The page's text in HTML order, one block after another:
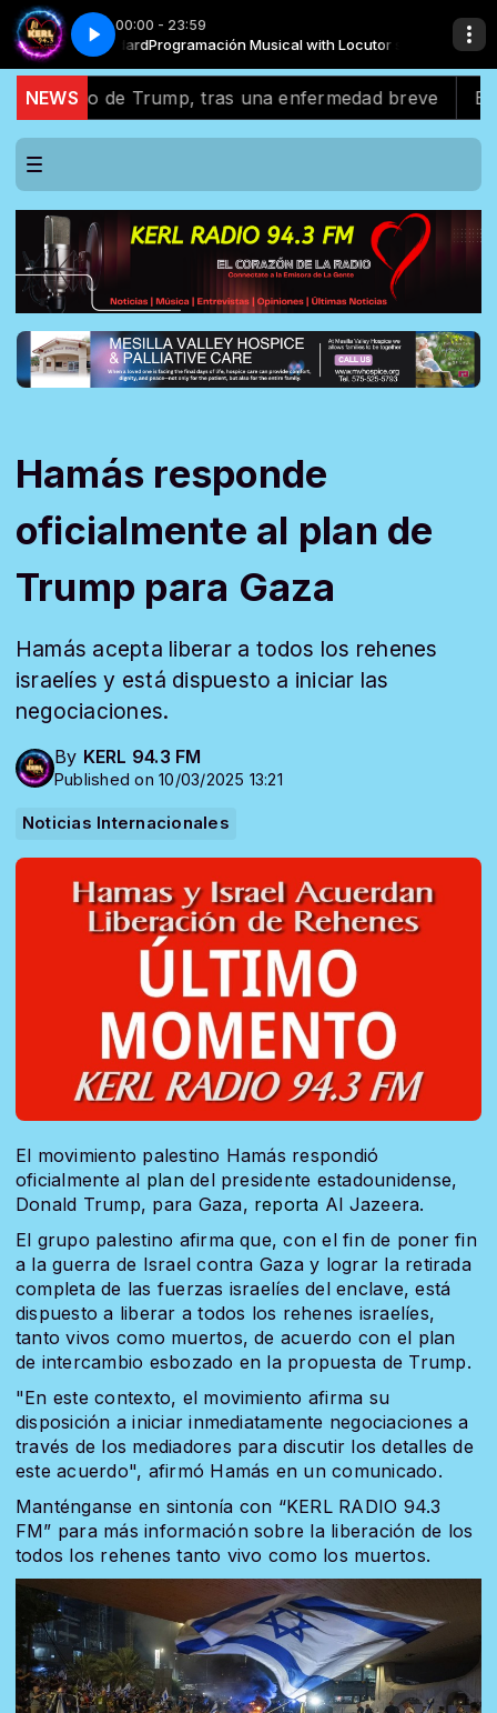
00:00 - 23:59
standardProgramación Musical with Locutor standard
Como Yo Quiero A Mis PadresN_1
standardProgramación Musical with Locutor standard
NEWSde Trump, tras una enfermedad breve El
Hamás responde
oficialmente al plan de
Trump para Gaza
Hamás acepta liberar a todos los rehenes
israelíes y está dispuesto a iniciar las
negociaciones.
By KERL 94.3 FM
Published on 10/03/2025 13:21
Noticias Internacionales
El movimiento palestino Hamás respondió
oficialmente al plandel presidente estadounidense,
Donald Trump, para Gaza, reporta Al Jazeera.
El grupo palestino afirma que, con el fin de poner fin
a la guerra de Israel contra Gaza y lograr la retirada
completa de las fuerzas israelíes del enclave, está
dispuesto a liberar a todos los rehenes israelíes,
tanto vivos como muertos, de acuerdo con el plan
de intercambio esbozado en la propuesta de Trump.
"En este contexto, el movimiento afirma su
disposición a iniciar inmediatamente negociaciones a
través de los mediadores para discutir los detalles de
este acuerdo", afirmó Hamás en un comunicado.
Manténganse en sintonía con “KERL RADIO 94.3
FM” para más información sobre la liberación de los
todos los rehenes tanto vivo como los muertos.